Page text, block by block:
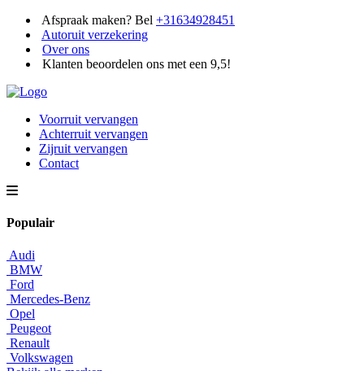
Afspraak maken? Bel +31634928451
Autoruit verzekering
Over ons
Klanten beoordelen ons met een 9,5!
Voorruit vervangen
Achterruit vervangen
Zijruit vervangen
Contact
Populair
Audi
BMW
Ford
Mercedes-Benz
Opel
Peugeot
Renault
Volkswagen